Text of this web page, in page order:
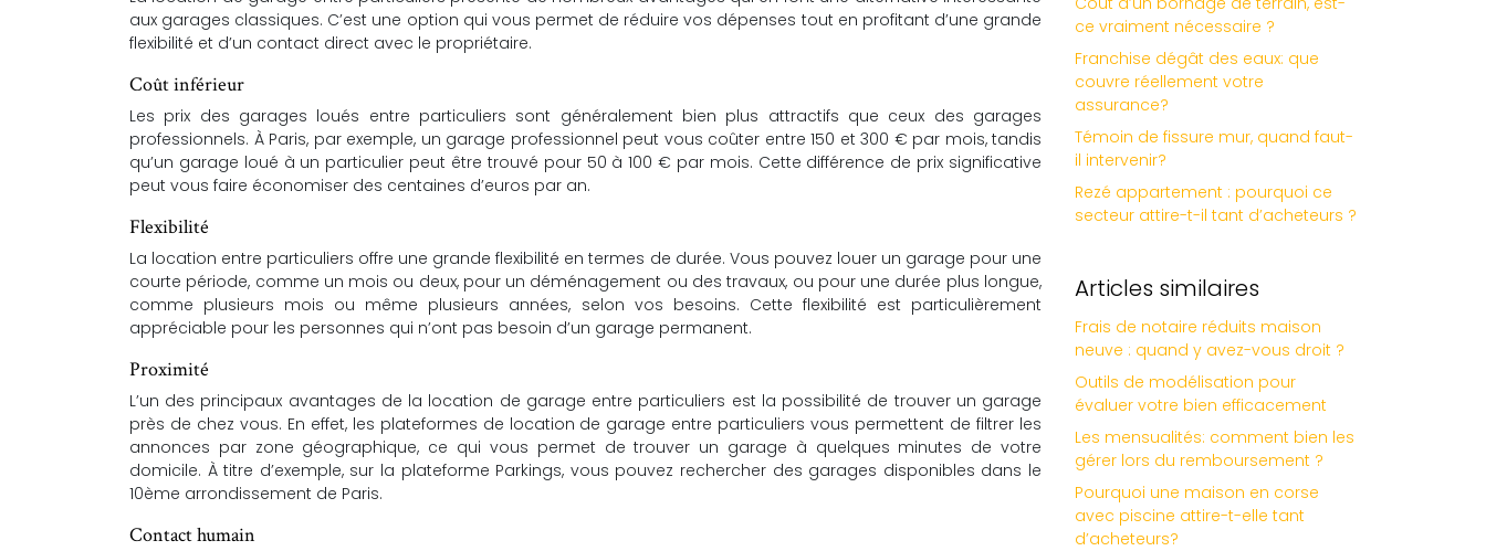
aux garages classiques. C’est une option qui vous permet de réduire vos dépenses tout en profitant d’une grande
flexibilité et d’un contact direct avec le propriétaire.
Coût inférieur
Les prix des garages loués entre particuliers sont généralement bien plus attractifs que ceux des garages
professionnels. À Paris, par exemple, un garage professionnel peut vous coûter entre 150 et 300 € par mois, tandis
qu’un garage loué à un particulier peut être trouvé pour 50 à 100 € par mois. Cette différence de prix significative
peut vous faire économiser des centaines d’euros par an.
Flexibilité
La location entre particuliers offre une grande flexibilité en termes de durée. Vous pouvez louer un garage pour une
courte période, comme un mois ou deux, pour un déménagement ou des travaux, ou pour une durée plus longue,
comme plusieurs mois ou même plusieurs années, selon vos besoins. Cette flexibilité est particulièrement
appréciable pour les personnes qui n’ont pas besoin d’un garage permanent.
Proximité
L’un des principaux avantages de la location de garage entre particuliers est la possibilité de trouver un garage
près de chez vous. En effet, les plateformes de location de garage entre particuliers vous permettent de filtrer les
annonces par zone géographique, ce qui vous permet de trouver un garage à quelques minutes de votre
domicile. À titre d’exemple, sur la plateforme Parkings, vous pouvez rechercher des garages disponibles dans le
10ème arrondissement de Paris.
Contact humain
ce vraiment nécessaire ?
Franchise dégât des eaux: que
couvre réellement votre
assurance?
Témoin de fissure mur, quand faut-
il intervenir?
Rezé appartement : pourquoi ce
secteur attire-t-il tant d’acheteurs ?
Articles similaires
Frais de notaire réduits maison
neuve : quand y avez-vous droit ?
Outils de modélisation pour
évaluer votre bien efficacement
Les mensualités: comment bien les
gérer lors du remboursement ?
Pourquoi une maison en corse
avec piscine attire-t-elle tant
d’acheteurs?